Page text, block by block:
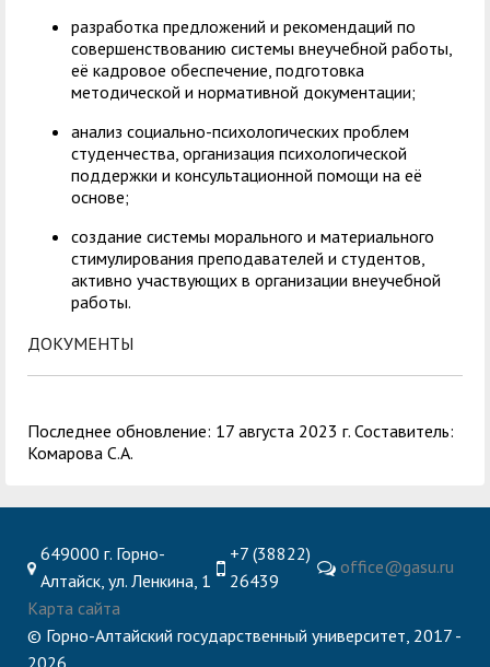
разработка предложений и рекомендаций по
совершенствованию системы внеучебной работы,
её кадровое обеспечение, подготовка
методической и нормативной документации;
анализ социально-психологических проблем
студенчества, организация психологической
поддержки и консультационной помощи на её
основе;
создание системы морального и материального
стимулирования преподавателей и студентов,
активно участвующих в организации внеучебной
работы.
ДОКУМЕНТЫ
Последнее обновление: 17 августа 2023 г. Составитель:
Комарова С.А.
649000 г. Горно-
Алтайск, ул. Ленкина, 1
+7 (38822)
26439
office@gasu.ru
Карта сайта
© Горно-Алтайский государственный университет, 2017 -